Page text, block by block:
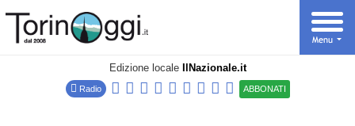
Edizione locale IlNazionale.it
Radio ABBONATI